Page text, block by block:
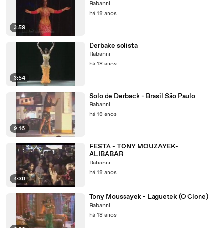
3:59
Rabanni
há 18 anos
3:54
Derbake solista
Rabanni
há 18 anos
9:16
Solo de Derback - Brasil São Paulo
Rabanni
há 18 anos
4:39
FESTA - TONY MOUZAYEK-
ALIBABAR
Rabanni
há 18 anos
Tony Moussayek - Laguetek (O Clone)
Rabanni
há 18 anos